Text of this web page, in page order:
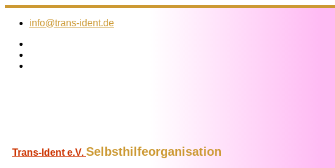
Zum
Inhalt
info@trans-ident.de
Trans-Ident e.V. Selbsthilfeorganisation